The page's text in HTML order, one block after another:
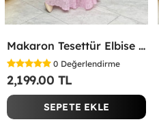
Makaron Tesettür Elbise Pembe Pembe
0 Değerlendirme
2,199.00 TL
SEPETE EKLE